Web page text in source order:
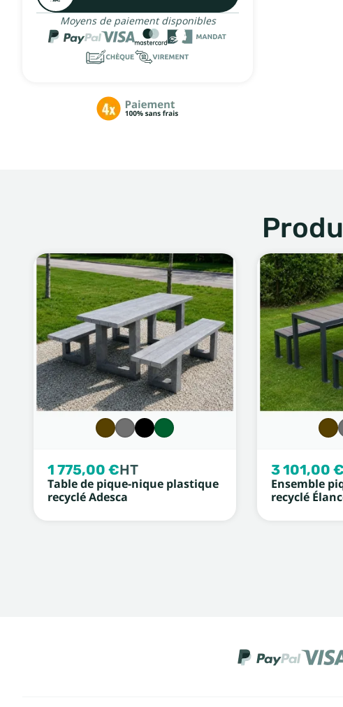
Moyens de paiement disponibles
1 775,00 €HT
Table de pique-nique plastique
recyclé Adesca
3 101,00 €
Ensemble
recyclé